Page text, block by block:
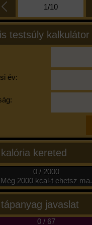
1/10
testsúly kalkulátor
év:
kereted
0 / 2000
Még 2000 kcal-t ehetsz ma.
javaslat
0/ 67